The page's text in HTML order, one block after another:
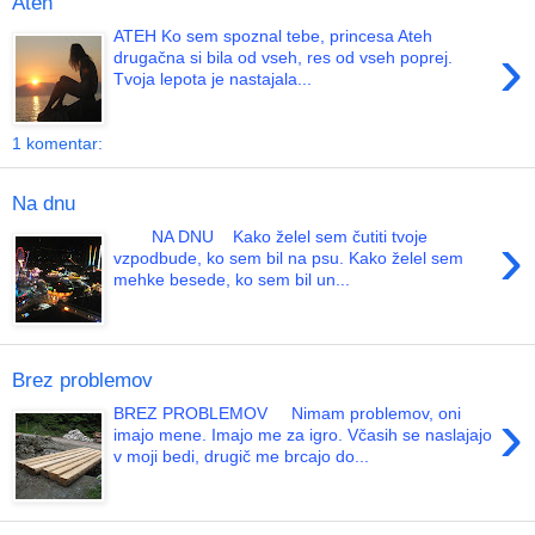
›
ATEH Ko sem spoznal tebe, princesa Ateh
drugačna si bila od vseh, res od vseh poprej.
Tvoja lepota je nastajala...
1 komentar:
Na dnu
›
NA DNU Kako želel sem čutiti tvoje
vzpodbude, ko sem bil na psu. Kako želel sem
mehke besede, ko sem bil un...
Brez problemov
›
BREZ PROBLEMOV Nimam problemov, oni
imajo mene. Imajo me za igro. Včasih se naslajajo
v moji bedi, drugič me brcajo do...